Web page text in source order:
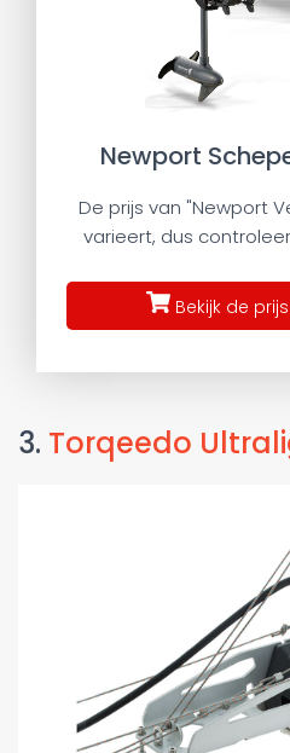
Newport
De prijs van "Newport
varieert, dus
Bekijk de
3. Torqeedo